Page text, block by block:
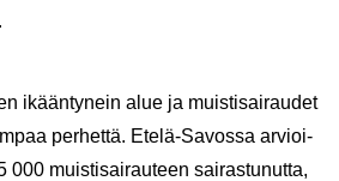
ikään­ty­nein alue ja muis­ti­sai­rau­det
per­het­tä. Etelä-​Savossa ar­vioi­
000 muis­ti­sai­rau­teen sai­ras­tu­nut­ta,